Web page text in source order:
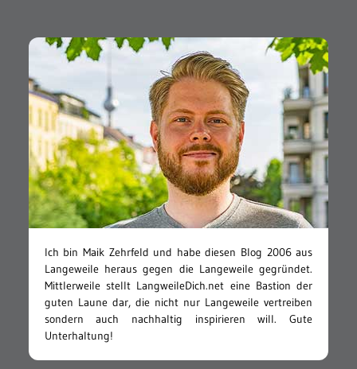
Ich bin Maik Zehrfeld und habe diesen Blog 2006 aus
Langeweile heraus gegen die Langeweile gegründet.
Mittlerweile stellt LangweileDich.net eine Bastion der
guten Laune dar, die nicht nur Langeweile vertreiben
sondern auch nachhaltig inspirieren will. Gute
Unterhaltung!